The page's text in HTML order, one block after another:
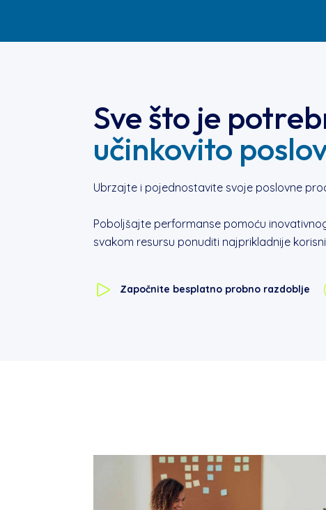
Sve što je
učinkovito
Ubrzajte i pojednostavite svoje poslovne
Poboljšajte performanse pomoću
svakom resursu ponuditi najprikladnije
Započnite besplatno probno razdoblje